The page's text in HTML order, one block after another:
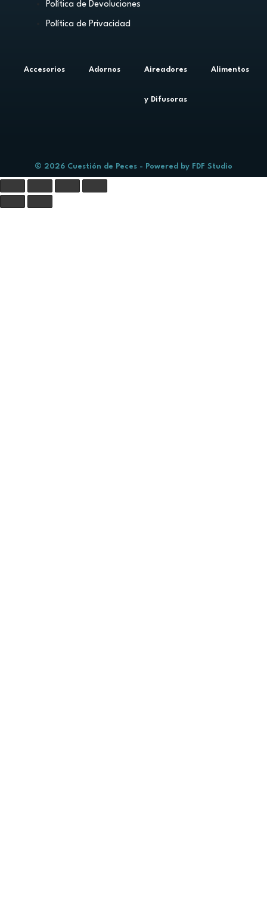
Política de Devoluciones
Política de Privacidad
Accesorios Adornos Aireadores
y Difusoras
Alimentos
© 2026 Cuestión de Peces - Powered by FDF Studio